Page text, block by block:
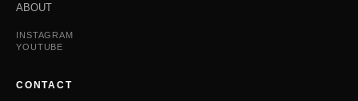
ABOUT
INSTAGRAM
YOUTUBE
CONTACT